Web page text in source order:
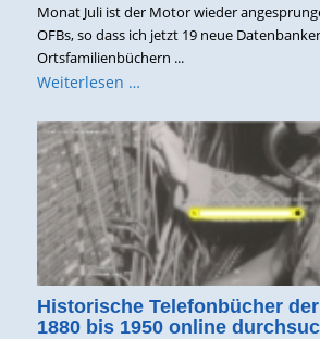
Monat Juli ist der Motor wieder
OFBs, so dass ich jetzt 19 neue
Ortsfamilienbüchern ...
Weiterlesen …
Historische Telefonbücher
1880 bis 1950 online